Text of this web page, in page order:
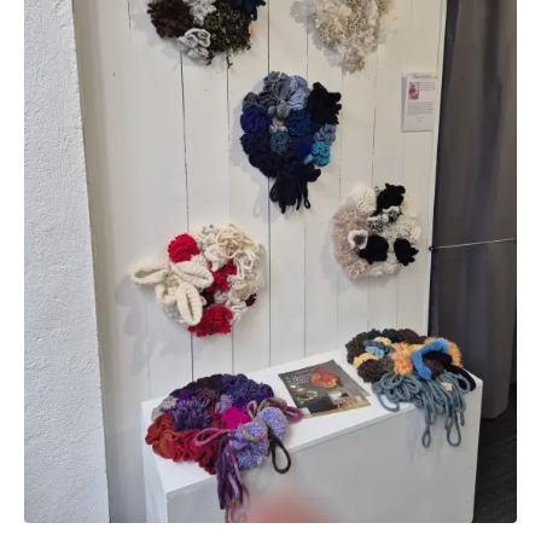
A Propos
Galerie
Actualités
Contact